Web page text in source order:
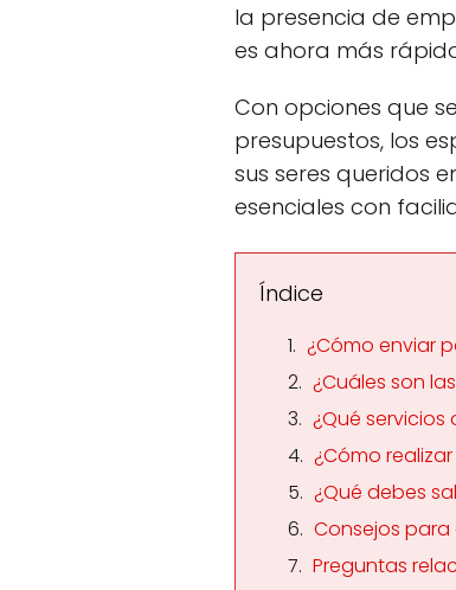
la presencia de
es ahora más
Con opciones que
presupuestos, los
sus seres queridos
esenciales con
Índice
¿Cómo enviar
¿Cuáles son
¿Qué servicios
¿Cómo
¿Qué debes
Consejos
Preguntas